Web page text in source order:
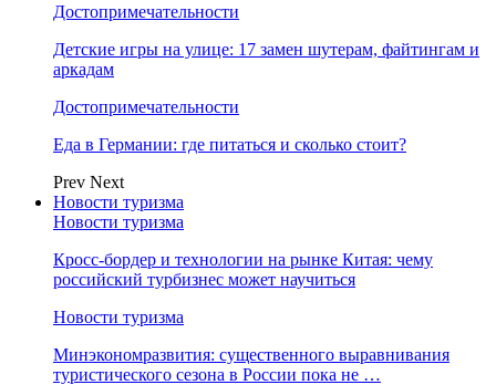
Достопримечательности
Детские игры на улице: 17 замен шутерам, файтингам и
аркадам
Достопримечательности
Еда в Германии: где питаться и сколько стоит?
Prev Next
Новости туризма
Новости туризма
Кросс-бордер и технологии на рынке Китая: чему
российский турбизнес может научиться
Новости туризма
Минэкономразвития: существенного выравнивания
туристического сезона в России пока не …